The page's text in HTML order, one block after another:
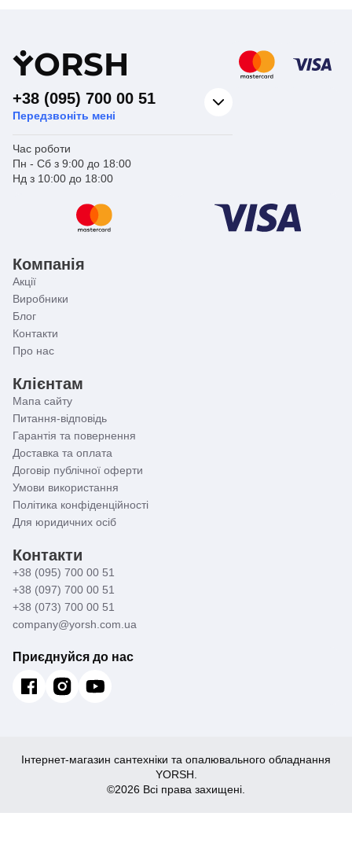
YORSH
+38 (095) 700 00 51
Передзвоніть мені
Час роботи
Пн - Сб з 9:00 до 18:00
Нд з 10:00 до 18:00
Компанія
Акції
Виробники
Блог
Контакти
Про нас
Клієнтам
Мапа сайту
Питання-відповідь
Гарантія та повернення
Доставка та оплата
Договір публічної оферти
Умови використання
Політика конфіденційності
Для юридичних осіб
Контакти
+38 (095) 700 00 51
+38 (097) 700 00 51
+38 (073) 700 00 51
company@yorsh.com.ua
Приєднуйся до нас
Інтернет-магазин сантехніки та опалювального обладнання
YORSH.
©2026 Всі права захищені.